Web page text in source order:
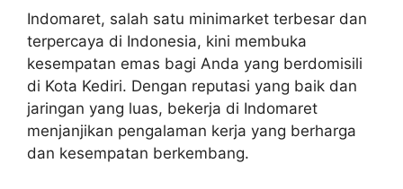
Indomaret, salah satu minimarket terbesar dan
terpercaya di Indonesia, kini membuka
kesempatan emas bagi Anda yang berdomisili
di Kota Kediri. Dengan reputasi yang baik dan
jaringan yang luas, bekerja di Indomaret
menjanjikan pengalaman kerja yang berharga
dan kesempatan berkembang.